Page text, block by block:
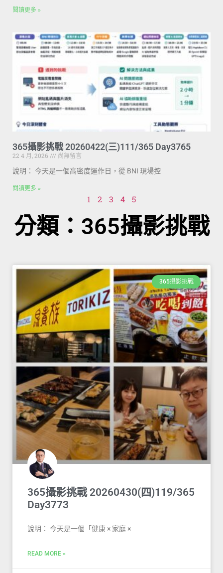
閱讀更多 »
365攝影挑戰 20260422(三)111/365 Day3765
22 4 月, 2026
尚無留言
說明： 今天是一個高密度運作日，從 BNI 現場控
閱讀更多 »
1 2 3 4 5
分類：365攝影挑戰
365攝影挑戰
365攝影挑戰 20260430(四)119/365
Day3773
說明： 今天是一個「健康 × 家庭 ×
READ MORE »